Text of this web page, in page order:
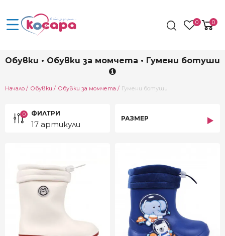
0 0
Обувки • Обувки за момчета • Гумени ботуши
Начало Обувки Обувки за момчета Current:
Гумени ботуши
0 ФИЛТРИ
17 артикули
РАЗМЕР